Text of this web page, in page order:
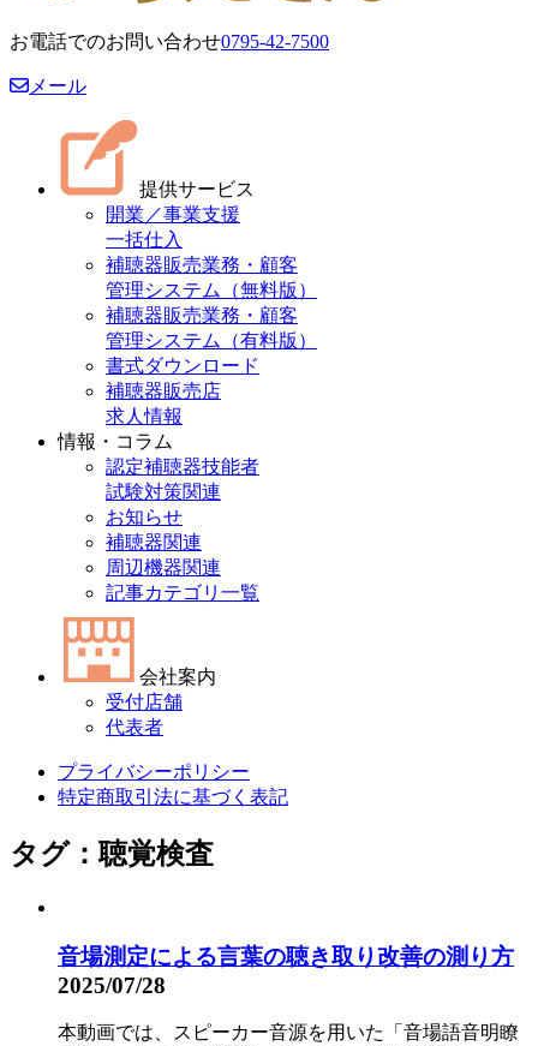
お電話でのお問い合わせ0795-42-7500
メール
提供サービス
開業／事業支援
一括仕入
補聴器販売業務・顧客
管理システム（無料版）
補聴器販売業務・顧客
管理システム（有料版）
書式ダウンロード
補聴器販売店
求人情報
情報・コラム
認定補聴器技能者
試験対策関連
お知らせ
補聴器関連
周辺機器関連
記事カテゴリ一覧
会社案内
受付店舗
代表者
プライバシーポリシー
特定商取引法に基づく表記
タグ：聴覚検査
音場測定による言葉の聴き取り改善の測り方
2025/07/28
本動画では、スピーカー音源を用いた「音場語音明瞭